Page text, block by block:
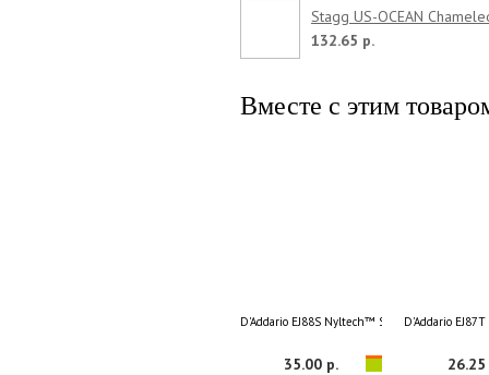
Stagg US-OCEAN
132.65 р.
Вместе с этим
D'Addario EJ88S Nyltech™ Soprano
35.00 р.
D'Addario
26.25